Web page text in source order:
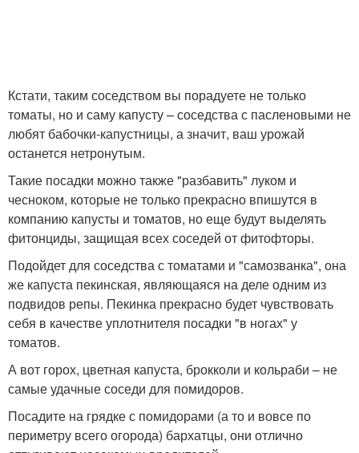
Кстати, таким соседством вы порадуете не только
томаты, но и саму капусту – соседства с пасленовыми не
любят бабочки-капустницы, а значит, ваш урожай
останется нетронутым.
Такие посадки можно также "разбавить" луком и
чесноком, которые не только прекрасно впишутся в
компанию капусты и томатов, но еще будут выделять
фитонциды, защищая всех соседей от фитофторы.
Подойдет для соседства с томатами и "самозванка", она
же капуста пекинская, являющаяся на деле одним из
подвидов репы. Пекинка прекрасно будет чувствовать
себя в качестве уплотнителя посадки "в ногах" у
томатов.
А вот горох, цветная капуста, брокколи и кольраби – не
самые удачные соседи для помидоров.
Посадите на грядке с помидорами (а то и вовсе по
периметру всего огорода) бархатцы, они отлично